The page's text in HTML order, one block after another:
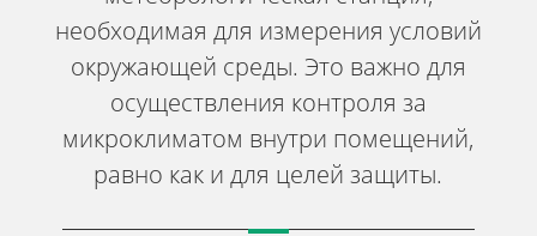
необходимая для измерения условий
окружающей среды. Это важно для
осуществления контроля за
микроклиматом внутри помещений,
равно как и для целей защиты.